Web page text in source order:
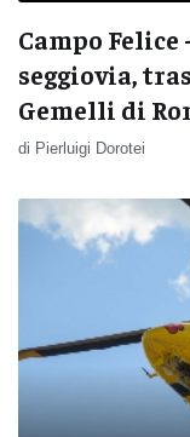
Campo
seggiovia,
Gemelli di
di Pierluigi Dorotei